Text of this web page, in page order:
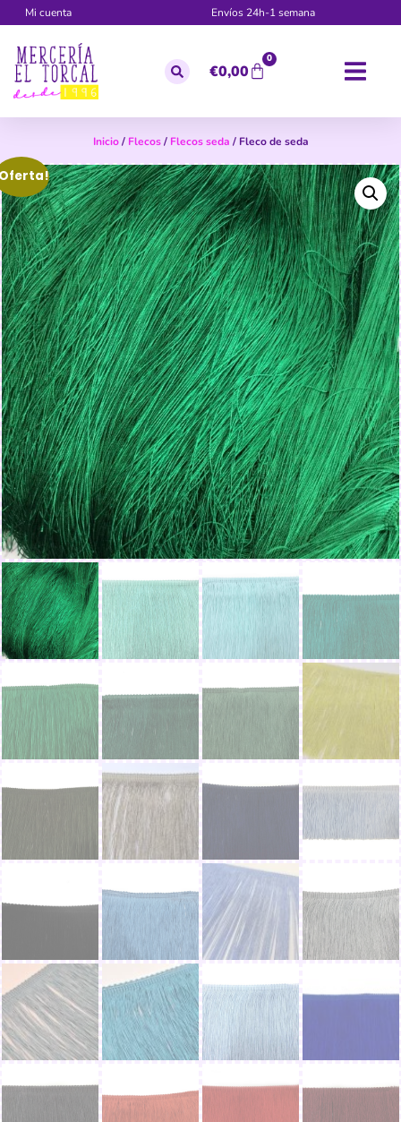
Mi cuenta Envíos 24h-1 semana
€0,00
0
Inicio/ Flecos/ Flecos seda / Fleco de seda